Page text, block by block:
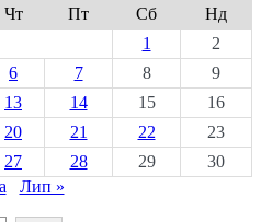
Чт Пт Сб
Нд
1
2
6 7 8
9
13 14 15
16
20 21 22
23
27 28 29
30
Лип »